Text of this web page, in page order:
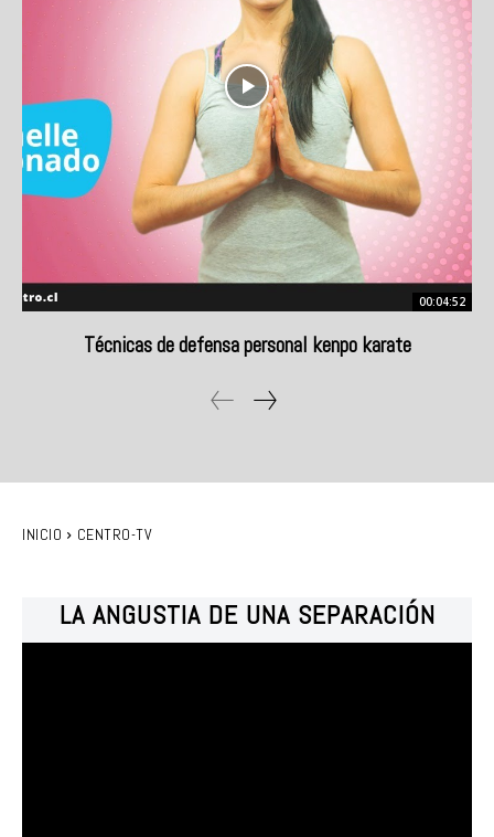
00:04:52
Técnicas de defensa personal kenpo karate